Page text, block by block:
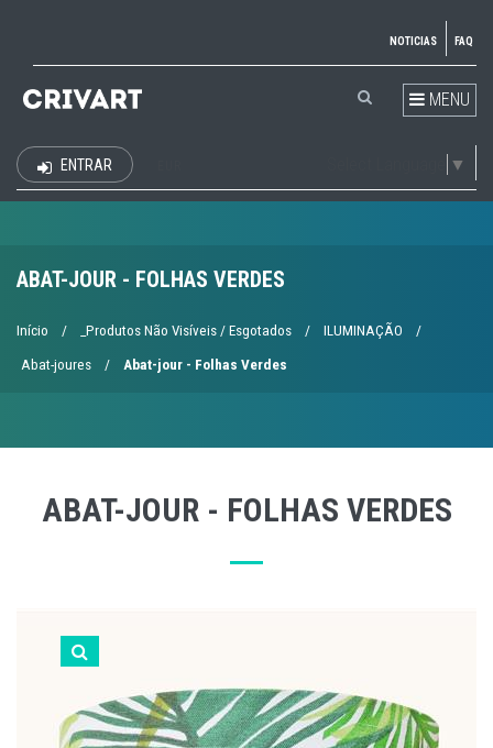
NOTICIAS FAQ
MENU
▼
ENTRAR
ABAT-JOUR - FOLHAS VERDES
Início / _Produtos Não Visíveis / Esgotados / ILUMINAÇÃO /
Abat-joures / Abat-jour - Folhas Verdes
ABAT-JOUR - FOLHAS VERDES